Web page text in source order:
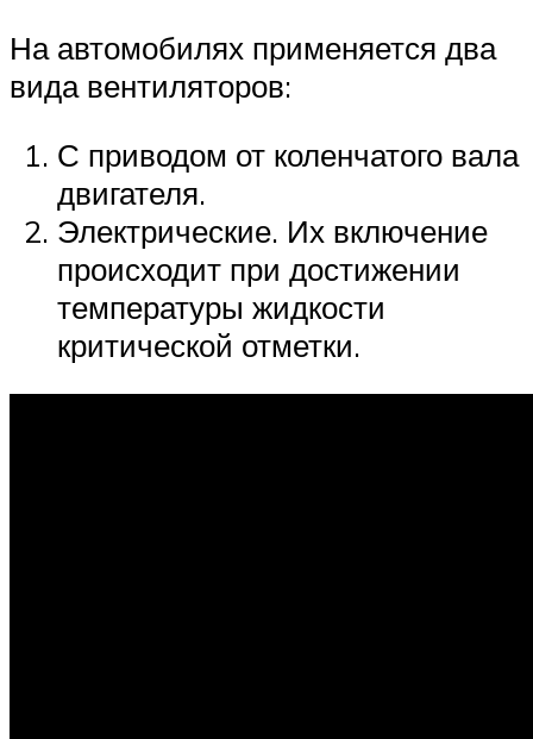
На автомобилях применяется два
вида вентиляторов:
С приводом от коленчатого вала
двигателя.
Электрические. Их включение
происходит при достижении
температуры жидкости
критической отметки.